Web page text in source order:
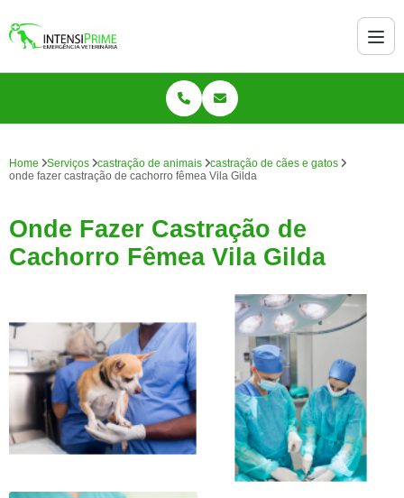
Home Serviços castração de animais
castração de cães e gatos
onde fazer castração de cachorro fêmea Vila Gilda
Onde Fazer Castração de
Cachorro Fêmea Vila Gilda